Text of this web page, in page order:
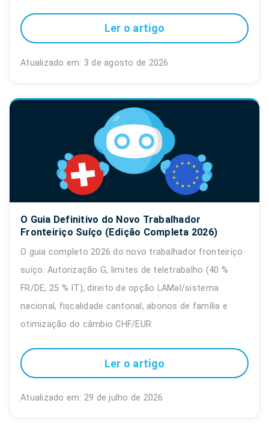
Ler o artigo
Atualizado em: 3 de agosto de 2026
O Guia Definitivo do Novo Trabalhador
Fronteiriço Suíço (Edição Completa 2026)
O guia completo 2026 do novo trabalhador fronteiriço
suíço: Autorização G, limites de teletrabalho (40 %
FR/DE, 25 % IT), direito de opção LAMal/sistema
nacional, fiscalidade cantonal, abonos de família e
otimização do câmbio CHF/EUR.
Ler o artigo
Atualizado em: 29 de julho de 2026